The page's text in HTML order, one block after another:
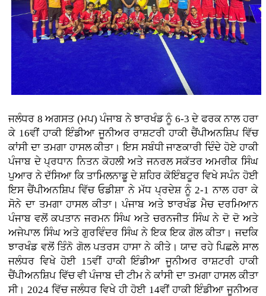
ਜਲੰਧਰ 8 ਅਗਸਤ (ਮਪ) ਪੰਜਾਬ ਨੇ ਝਾਰਖੰਡ ਨੂੰ 6-3 ਦੇ ਫਰਕ ਨਾਲ ਹਰਾ
ਕੇ 16ਵੀਂ ਹਾਕੀ ਇੰਡੀਆ ਜੂਨੀਅਰ ਰਾਸ਼ਟਰੀ ਹਾਕੀ ਚੈਂਪੀਅਨਸ਼ਿਪ ਵਿੱਚ
ਕਾਂਸੀ ਦਾ ਤਮਗਾ ਹਾਸਲ ਕੀਤਾ। ਇਸ ਸਬੰਧੀ ਜਾਣਕਾਰੀ ਦਿੰਦੇ ਹੋਏ ਹਾਕੀ
ਪੰਜਾਬ ਦੇ ਪ੍ਰਧਾਨ ਨਿਤਨ ਕੋਹਲੀ ਅਤੇ ਜਨਰਲ ਸਕੱਤਰ ਅਮਰੀਕ ਸਿੰਘ
ਪੁਆਰ ਨੇ ਦੱਸਿਆ ਕਿ ਤਾਮਿਲਨਾਡੂ ਦੇ ਸ਼ਹਿਰ ਕੋਇੰਬਟੂਰ ਵਿਖੇ ਸਪੰਨ ਹੋਈ
ਇਸ ਚੈਂਪੀਅਨਸ਼ਿਪ ਵਿੱਚ ਓਡੀਸ਼ਾ ਨੇ ਮੱਧ ਪ੍ਰਦੇਸ਼ ਨੂੰ 2-1 ਨਾਲ ਹਰਾ ਕੇ
ਸੋਨੇ ਦਾ ਤਮਗਾ ਹਾਸਲ ਕੀਤਾ। ਪੰਜਾਬ ਅਤੇ ਝਾਰਖੰਡ ਮੈਚ ਦਰਮਿਆਨ
ਪੰਜਾਬ ਵਲੋਂ ਕਪਤਾਨ ਜਰਮਨ ਸਿੰਘ ਅਤੇ ਚਰਨਜੀਤ ਸਿੰਘ ਨੇ ਦੋ ਦੋ ਅਤੇ
ਅਜੇਪਾਲ ਸਿੰਘ ਅਤੇ ਗੁਰਵਿੰਦਰ ਸਿੰਘ ਨੇ ਇਕ ਇਕ ਗੋਲ ਕੀਤਾ। ਜਦਕਿ
ਝਾਰਖੰਡ ਵਲੋਂ ਤਿੰਨੋ ਗੋਲ ਪਤਰਸ ਹਾਸਾ ਨੇ ਕੀਤੇ। ਯਾਦ ਰਹੇ ਪਿਛਲੇ ਸਾਲ
ਜਲੰਧਰ ਵਿਖੇ ਹੋਈ 15ਵੀਂ ਹਾਕੀ ਇੰਡੀਆ ਜੂਨੀਅਰ ਰਾਸ਼ਟਰੀ ਹਾਕੀ
ਚੈਂਪੀਅਨਸ਼ਿਪ ਵਿੱਚ ਵੀ ਪੰਜਾਬ ਦੀ ਟੀਮ ਨੇ ਕਾਂਸੀ ਦਾ ਤਮਗਾ ਹਾਸਲ ਕੀਤਾ
ਸੀ। 2024 ਵਿੱਚ ਜਲੰਧਰ ਵਿਖੇ ਹੀ ਹੋਈ 14ਵੀਂ ਹਾਕੀ ਇੰਡੀਆ ਜੂਨੀਅਰ